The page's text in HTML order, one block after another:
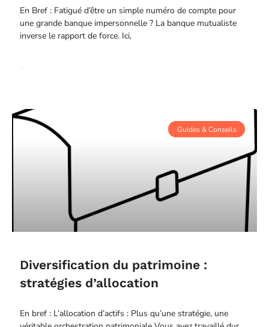
En Bref : Fatigué d’être un simple numéro de compte pour
une grande banque impersonnelle ? La banque mutualiste
inverse le rapport de force. Ici,
Guides & Conseils
Diversification du patrimoine :
stratégies d’allocation
En bref : L’allocation d’actifs : Plus qu’une stratégie, une